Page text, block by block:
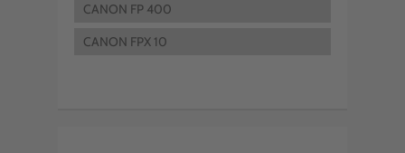
CANON FP 400
CANON FPX 10